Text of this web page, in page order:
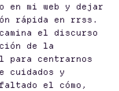
en mi web y dejar
rápida en rrss.
el discurso
de la
para centrarnos
cuidados y
el cómo,